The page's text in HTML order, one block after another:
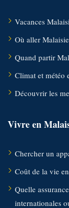
Vacances
Où aller
Quand partir
Climat et météo
Découvrir les
Vivre en
Chercher un
Coût de la vie
Quelle
internationales